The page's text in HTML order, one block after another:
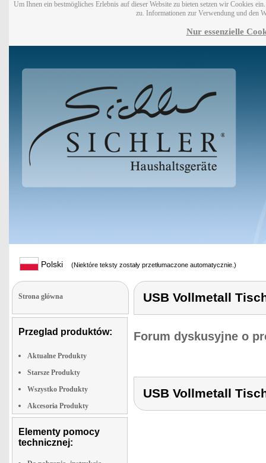
Um Ihnen ein bestmögliches Erlebnis auf dieser Website zu bieten setzen wir Cookies
zu. Informationen zur Verwendung und den
Nur essenzielle
Polski (Niektóre teksty zostały przetłumaczone automatycznie.)
Strona glówna
Przeglad produktów:
Aktualne Produkty
Starsze Produkty
Wszystko Produkty
Akcesoria Produkty
Elementy pomocy
technicznej:
USB Vollmetall
Forum dyskusyjne o
USB Vollmetall